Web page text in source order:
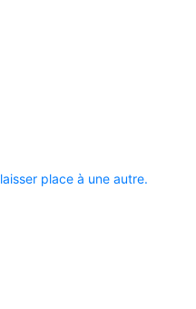
place à une autre.